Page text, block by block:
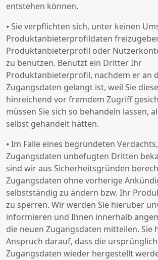
entstehen können.
⦁ Sie verpflichten sich, unter keinen
Produktanbieterprofildaten
Produktanbieterprofil oder
zu benutzen. Benutzt ein Dritter Ihr
Produktanbieterprofil, nachdem er an
Zugangsdaten gelangt ist, weil Sie
hinreichend vor fremdem Zugriff
müssen Sie sich so behandeln lassen,
selbst gehandelt hätten.
⦁ Im Falle eines begründeten
Zugangsdaten unbefugten Dritten
sind wir aus Sicherheitsgründen
Zugangsdaten ohne vorherige
selbstständig zu ändern bzw. Ihr
zu sperren. Wir werden Sie hierüber
informieren und Ihnen innerhalb
die neuen Zugangsdaten mitteilen. Sie
Anspruch darauf, dass die
Zugangsdaten wieder hergestellt